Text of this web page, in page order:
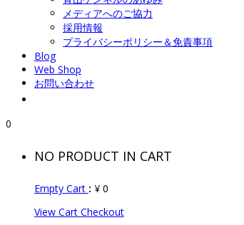
メディアへのご協力
採用情報
プライバシーポリシー＆免責事項
Blog
Web Shop
お問い合わせ
0
NO PRODUCT IN CART
Empty Cart : ¥ 0
View Cart Checkout